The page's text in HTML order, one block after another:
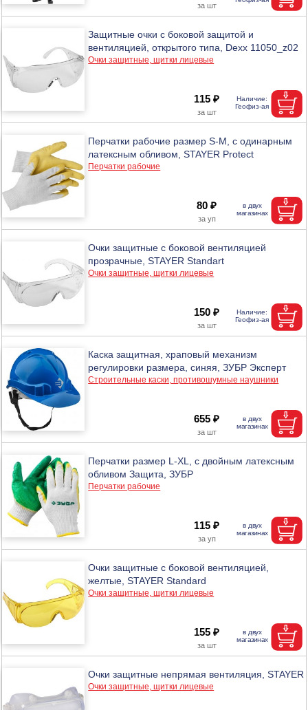
Защитные очки с боковой защитой и
вентиляцией, открытого типа, Dexx 11050_z02
Очки защитные, щитки лицевые
115 ₽
Перчатки рабочие размер S-M, с одинарным
латексным обливом, STAYER Protect
Перчатки рабочие
80 ₽
Очки защитные с боковой вентиляцией
прозрачные, STAYER Standart
Очки защитные, щитки лицевые
150 ₽
Каска защитная, храповый механизм
регулировки размера, синяя, ЗУБР Эксперт
Строительные каски, противошумные наушники
655 ₽
Перчатки размер L-XL, с двойным латексным
обливом Защита, ЗУБР
Перчатки рабочие
115 ₽
Очки защитные с боковой вентиляцией,
желтые, STAYER Standard
Очки защитные, щитки лицевые
155 ₽
Очки защитные непрямая вентиляция, STAYER
Очки защитные, щитки лицевые